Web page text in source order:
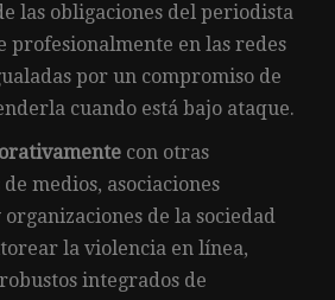
las obligaciones del periodista
profesionalmente en las redes
por un compromiso de
cuando está bajo ataque.
con otras
medios, asociaciones
de la sociedad
la violencia en línea,
integrados de